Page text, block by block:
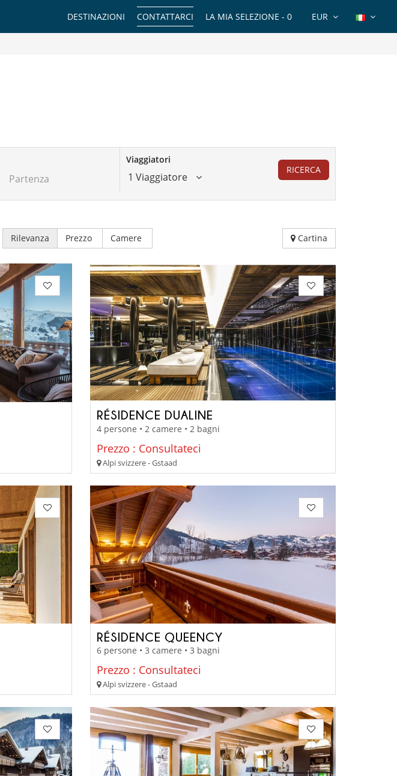
EUR
LA MIA SELEZIONE - 0
CONTATTARCI
DESTINAZIONI
Viaggiatori
1 Viaggiatore
RICERCA
Rilevanza Prezzo Camere Cartina
RÉSIDENCE DUALINE
4 persone • 2 camere • 2 bagni
Prezzo : Consultateci
Alpi svizzere - Gstaad
RÉSIDENCE QUEENCY
6 persone • 3 camere • 3 bagni
Prezzo : Consultateci
Alpi svizzere - Gstaad